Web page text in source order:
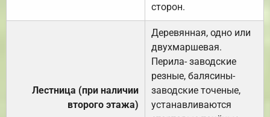
сторон.
Лестница (при наличии
второго этажа)
Деревянная, одно или
двухмаршевая.
Перила- заводские
резные, балясины-
заводские точеные,
устанавливаются